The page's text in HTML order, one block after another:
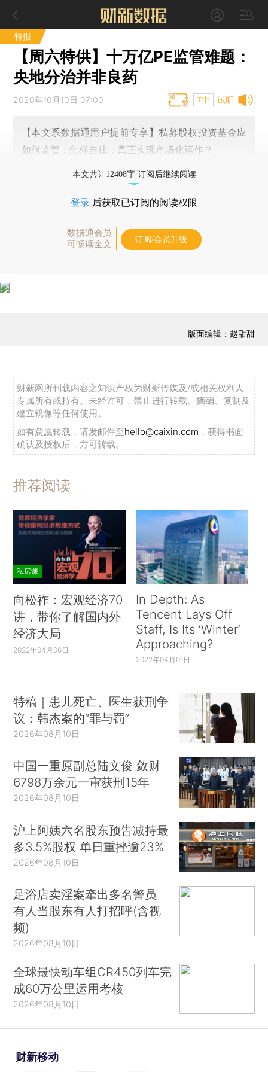
特报
【周六特供】十万亿PE监管难题：
央地分治并非良药
试听
2020年10月10日 07:00 T中
【本文系数据通用户提前专享】私募股权投资基金应
如何监管，怎样自律，真正实现市场化运作？
本文共计12408字 订阅后继续阅读
登录 后获取已订阅的阅读权限
数据通会员
可畅读全文
订阅/会员升级
版面编辑：赵甜甜
财新网所刊载内容之知识产权为财新传媒及/或相关权利人
专属所有或持有。未经许可，禁止进行转载、摘编、复制及
建立镜像等任何使用。
如有意愿转载，请发邮件至hello@caixin.com ，获得书面
确认及授权后，方可转载。
推荐阅读
私房课
向松祚：宏观经济70
讲，带你了解国内外
经济大局
2022年04月06日
In Depth: As
Tencent Lays Off
Staff, Is Its ‘Winter’
Approaching?
2022年04月01日
特稿｜患儿死亡、医生获刑争
议：韩杰案的“罪与罚”
2026年08月10日
中国一重原副总陆文俊 敛财
6798万余元一审获刑15年
2026年08月10日
沪上阿姨六名股东预告减持最
多3.5%股权 单日重挫逾23%
2026年08月10日
足浴店卖淫案牵出多名警员
有人当股东有人打招呼(含视
频)
2026年08月10日
全球最快动车组CR450列车完
成60万公里运用考核
2026年08月10日
财新移动